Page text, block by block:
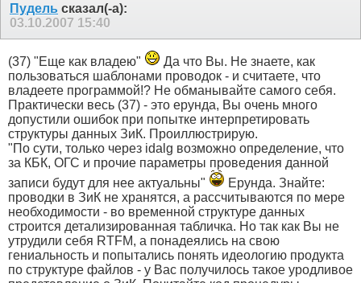
Пудель сказал(-а):
03.10.2007 15:40
(37) "Еще как владею"
Да что Вы. Не знаете, как
пользоваться шаблонами проводок - и считаете, что
владеете программой!? Не обманывайте самого себя.
Практически весь (37) - это ерунда, Вы очень много
допустили ошибок при попытке интерпретировать
структуры данных ЗиК. Проиллюстрирую.
"По сути, только через idalg возможно определение, что
за КБК, ОГС и прочие параметры проведения данной
записи будут для нее актуальны"
Ерунда. Знайте:
проводки в ЗиК не хранятся, а рассчитываются по мере
необходимости - во временной структуре данных
строится детализированная табличка. Но так как Вы не
утрудили себя RTFM, а понадеялись на свою
гениальность и попытались понять идеологию продукта
по структуре файлов - у Вас получилось такое уродливое